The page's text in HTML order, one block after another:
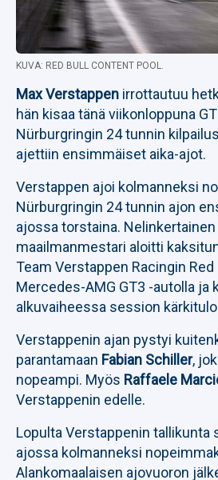
KUVA: RED BULL CONTENT POOL.
Max Verstappen irrottautuu
hän kisaa tänä viikonloppuna
Nürburgringin 24 tunnin
ajettiin ensimmäiset aika-ajot.
Verstappen ajoi kolmanneksi
Nürburgringin 24 tunnin ajon
ajossa torstaina. Nelinkertainen
maailmanmestari aloitti
Team Verstappen Racingin
Mercedes-AMG GT3 -autolla ja
alkuvaiheessa session
Verstappenin ajan pystyi
parantamaan Fabian Schiller,
nopeampi. Myös Raffaele
Verstappenin edelle.
Lopulta Verstappenin tallikunta
ajossa kolmanneksi
Alankomaalaisen ajovuoron